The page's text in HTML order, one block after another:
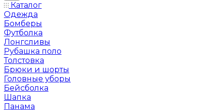
Каталог
Одежда
Бомберы
Футболка
Лонгсливы
Рубашка поло
Толстовка
Брюки и шорты
Головные уборы
Бейсболка
Шапка
Панама